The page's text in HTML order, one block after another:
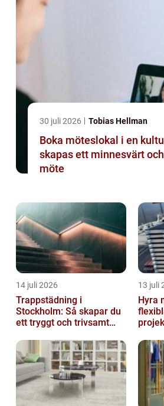
30 juli 2026 Tobias Hellman
Boka möteslokal i en
skapas ett minnesvärt
möte
14 juli 2026
Trappstädning i
Stockholm: Så skapar du
ett tryggt och trivsamt
13 juli
Hyra